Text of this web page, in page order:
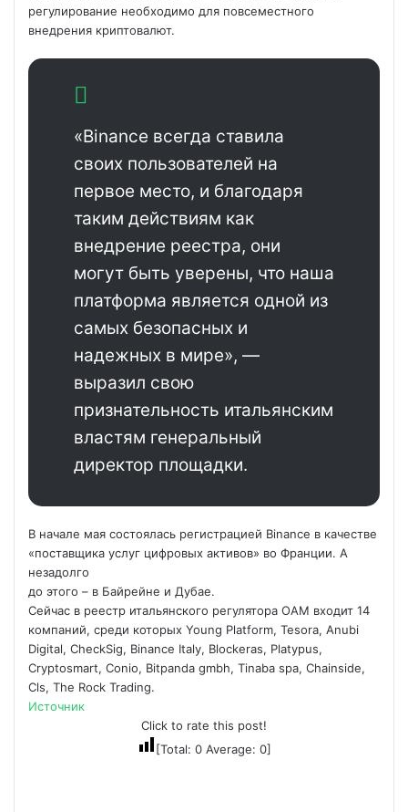
регулирование необходимо для повсеместного
внедрения криптовалют.
«Binance всегда ставила
своих пользователей на
первое место, и благодаря
таким действиям как
внедрение реестра, они
могут быть уверены, что наша
платформа является одной из
самых безопасных и
надежных в мире», —
выразил свою
признательность итальянским
властям генеральный
директор площадки.
В начале мая состоялась регистрацией Binance в качестве
«поставщика услуг цифровых активов» во Франции. А
незадолго
до этого – в Байрейне и Дубае.
Сейчас в реестр итальянского регулятора OAM входит 14
компаний, среди которых Young Platform, Tesora, Anubi
Digital, CheckSig, Binance Italy, Blockeras, Platypus,
Cryptosmart, Conio, Bitpanda gmbh, Tinaba spa, Chainside,
Cls, The Rock Trading.
Источник
Click to rate this post!
[Total: 0Average: 0]